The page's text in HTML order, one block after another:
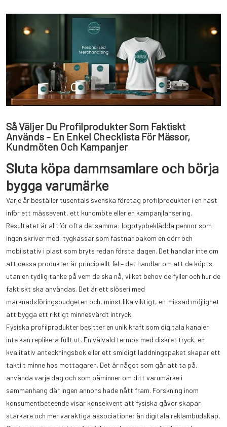
Så Väljer Du Profilprodukter Som Faktiskt
Används – En Enkel Checklista För Mässor,
Kundmöten Och Kampanjer
Sluta köpa dammsamlare och börja
bygga varumärke
Varje år beställer tusentals svenska företag profilprodukter i en hast
inför ett mässevent, ett kundmöte eller en kampanjlansering.
Resultatet är alltför ofta detsamma: logotypbeklädda pennor som
ingen skriver med, tygkassar som fastnar bakom en dörr och
mobilstativ i plast som bryts redan första dagen. Det handlar inte om
att dessa produkter är principiellt fel – det handlar om att de köpts
utan en tydlig tanke på vem de ska nå, vilket behov de fyller och hur de
faktiskt ska användas. Det är ett slöseri med
marknadsföringsbudgeten och, minst lika viktigt, en missad möjlighet
att bygga ett riktigt minnesvärdt intryck.
Fysiska profilprodukter besitter en unik kraft som digitala kanaler
inte kan replikera fullt ut. En välvald termos med diskret tryck, en
kvalitativ anteckningsbok eller ett smidigt laddningspaket skapar ett
taktilt minne hos mottagaren. Det är något som går att ta på,
använda varje dag och som påminner om ditt varumärke i
sammanhang där ingen annons hade nått fram. Forskning inom
konsumentbeteende visar konsekvent att fysiska gåvor skapar
starkare och mer varaktiga associationer än digitala reklambudskap,